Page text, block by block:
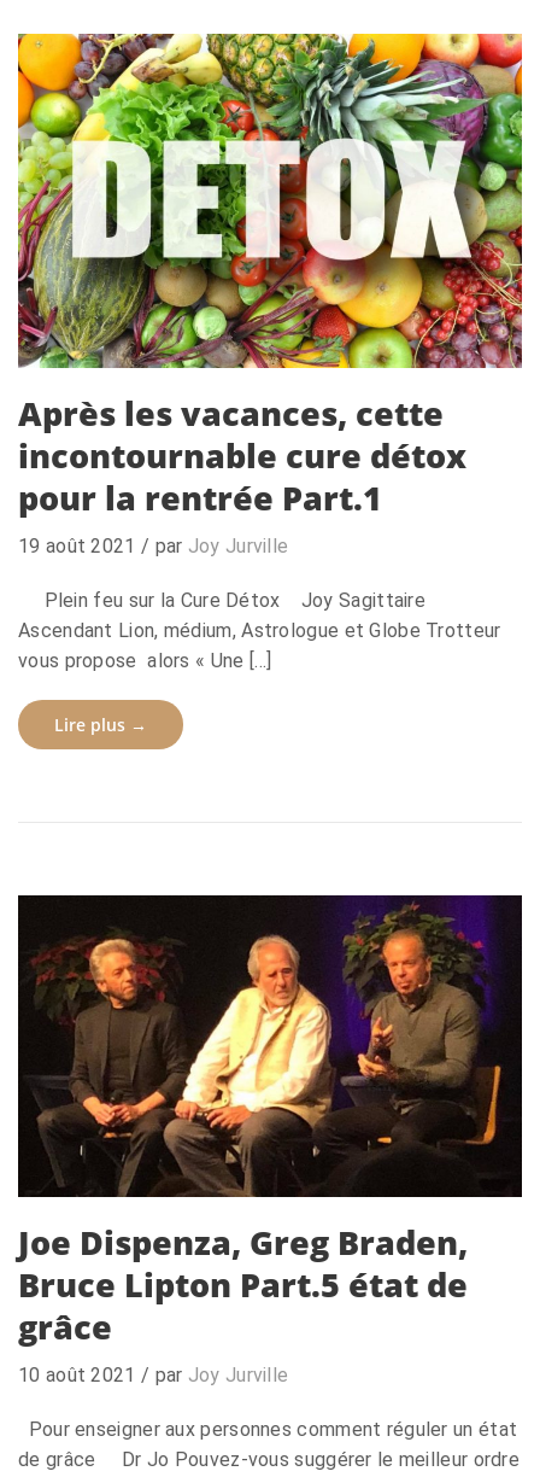
Après les vacances, cette
incontournable cure détox
pour la rentrée Part.1
19 août 2021 / par Joy Jurville
Plein feu sur la Cure Détox Joy Sagittaire
Ascendant Lion, médium, Astrologue et Globe Trotteur
vous propose alors « Une […]
Lire plus →
Joe Dispenza, Greg Braden,
Bruce Lipton Part.5 état de
grâce
10 août 2021 / par Joy Jurville
Pour enseigner aux personnes comment réguler un état
de grâce Dr Jo Pouvez-vous suggérer le meilleur ordre